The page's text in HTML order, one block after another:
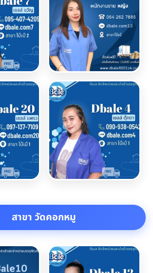
สาขา วัดคอกหมู